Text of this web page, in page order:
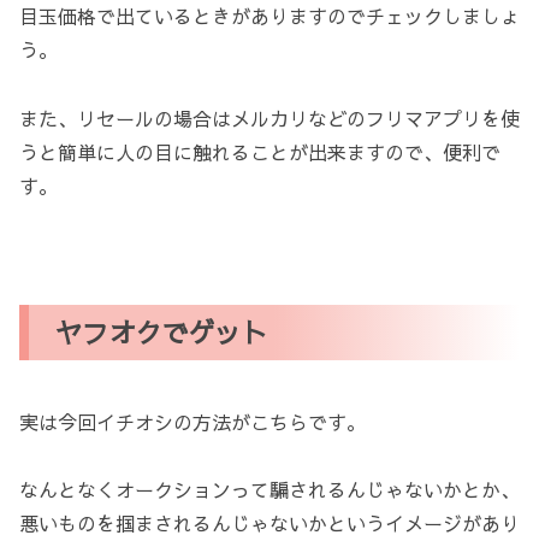
目玉価格で出ているときがありますのでチェックしましょ
う。
また、リセールの場合はメルカリなどのフリマアプリを使
うと簡単に人の目に触れることが出来ますので、便利で
す。
ヤフオクでゲット
実は今回イチオシの方法がこちらです。
なんとなくオークションって騙されるんじゃないかとか、
悪いものを掴まされるんじゃないかというイメージがあり